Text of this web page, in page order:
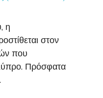
η
στον
που
Πρόσφατα